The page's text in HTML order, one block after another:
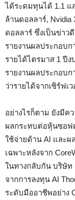
ได้ระดมทุนได้ 1.1 แ
ล้านดอลลาร์,
ดอลลาร์ ซึ่งเป็นข่าว
รายงานผลประกอบ
รายได้ไตรมาส 1 ปี
รายงานผลประกอบ
ว่ารายได้จากเซิร์ฟเ
อย่างไรก็ตาม ยังมีค
ผลกระทบต่อหุ้นซอฟ
ใช้จ่ายด้าน AI และผ
เฉพาะหลังจาก
ในทางกลับกัน บริษัท
จากการลงทุน AI
ระดับมืออาชีพอย่าง